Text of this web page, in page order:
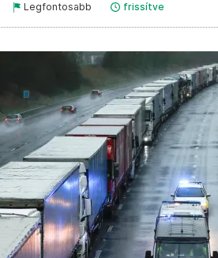
Legfontosabb frissítve